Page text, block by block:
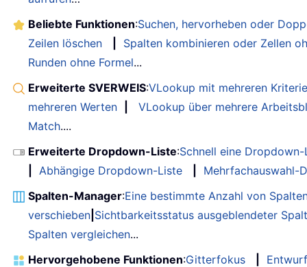
Beliebte Funktionen:Suchen, hervorheben oder
Zeilen löschen
Spalten kombinieren oder Zellen
Runden ohne Formel...
Erweiterte SVERWEIS:VLookup mit mehreren
mehreren Werten
VLookup über mehrere
Match....
Erweiterte Dropdown-Liste:Schnell eine
Abhängige Dropdown-Liste
Mehrfachauswahl-
Spalten-Manager:Eine bestimmte Anzahl von
verschieben Sichtbarkeitsstatus ausgeblendeter
Spalten vergleichen...
Hervorgehobene Funktionen:Gitterfokus
Entwurf